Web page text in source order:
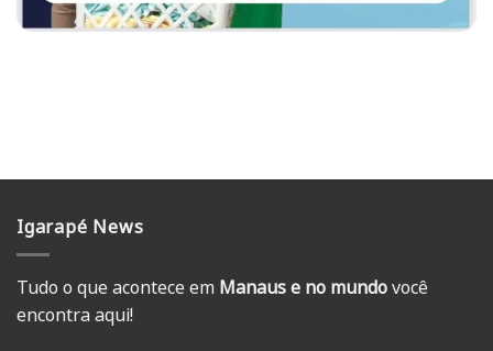
Igarapé News
Tudo o que acontece em Manaus e no mundovocê
encontra aqui!